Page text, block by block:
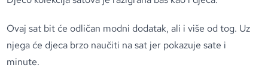
Ovaj sat bit će odličan modni dodatak, ali i više od tog. Uz
njega će djeca brzo naučiti na sat jer pokazuje sate i
minute.